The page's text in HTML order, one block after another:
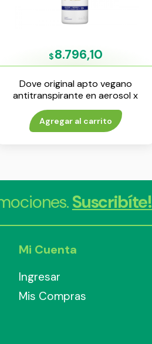
$8.796,10
Dove original apto vegano
antitranspirante en aerosol x
250 ml
Agregar al carrito
Suscribíte!
Mi Cuenta
Ingresar
Mis Compras